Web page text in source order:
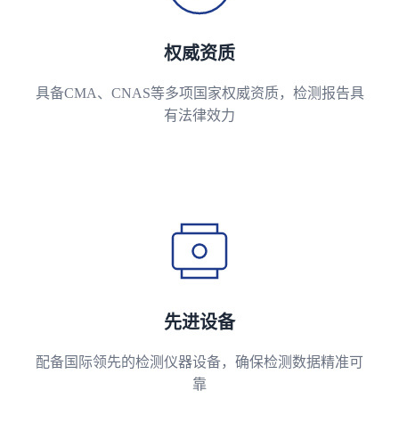
权威资质
具备CMA、CNAS等多项国家权威资质，检测报告具
有法律效力
先进设备
配备国际领先的检测仪器设备，确保检测数据精准可
靠